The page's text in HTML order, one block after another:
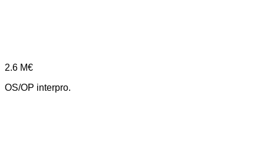
2.6 M€
OS/OP interpro.